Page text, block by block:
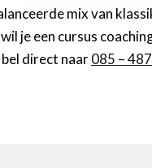
mix van
je een cursus
direct naar085 –